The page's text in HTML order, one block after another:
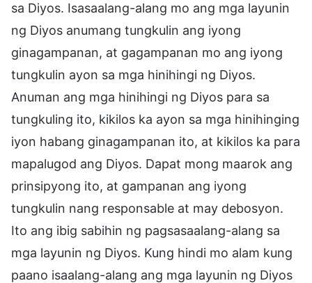
sa Diyos. Isasaalang-alang mo ang mga layunin
ng Diyos anumang tungkulin ang iyong
ginagampanan, at gagampanan mo ang iyong
tungkulin ayon sa mga hinihingi ng Diyos.
Anuman ang mga hinihingi ng Diyos para sa
tungkuling ito, kikilos ka ayon sa mga hinihinging
iyon habang ginagampanan ito, at kikilos ka para
mapalugod ang Diyos. Dapat mong maarok ang
prinsipyong ito, at gampanan ang iyong
tungkulin nang responsable at may debosyon.
Ito ang ibig sabihin ng pagsasaalang-alang sa
mga layunin ng Diyos. Kung hindi mo alam kung
paano isaalang-alang ang mga layunin ng Diyos